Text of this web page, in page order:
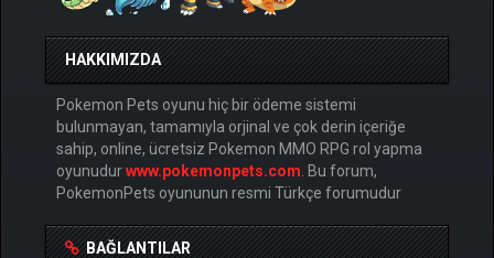
HAKKIMIZDA
Pokemon Pets oyunu hiç bir ödeme sistemi
bulunmayan, tamamıyla orjinal ve çok derin içeriğe
sahip, online, ücretsiz Pokemon MMO RPG rol yapma
oyunudurwww.pokemonpets.com . Bu forum,
PokemonPets oyununun resmi Türkçe forumudur
BAĞLANTILAR